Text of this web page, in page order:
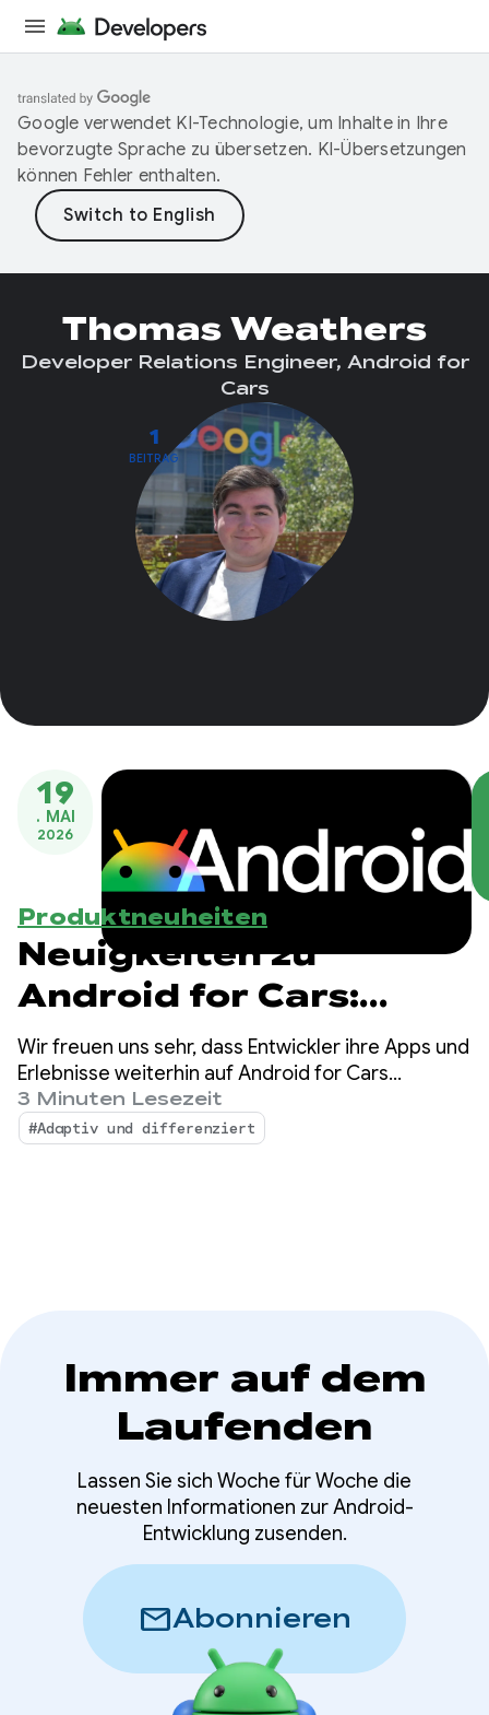
Google verwendet KI-Technologie, um Inhalte in Ihre
bevorzugte Sprache zu übersetzen. KI-Übersetzungen
können Fehler enthalten.
1
BEITRAG
Thomas Weathers
Developer Relations Engineer, Android for
Cars
19
. MAI
2026
Produktneuheiten
Neuigkeiten zu
Android for Cars:
Plattformen
zusammenführen und
Premium-Erlebnisse
Wir freuen uns sehr, dass Entwickler ihre Apps und
Erlebnisse weiterhin auf Android for Cars
anbieten. Im vergangenen Jahr haben wir ein
starkes Wachstum und eine hohe Dynamik im
App-Ökosystem auf Android Auto und in Autos
3 Minuten Lesezeit
#Adaptiv und differenziert
Immer auf dem
Laufenden
Lassen Sie sich Woche für Woche die
neuesten Informationen zur Android-
Entwicklung zusenden.
mailAbonnieren